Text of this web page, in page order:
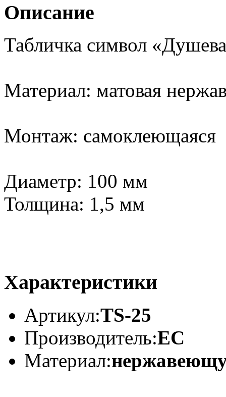
Описание
Табличка символ
Материал: матовая
Монтаж: самоклеющаяся
Диаметр: 100 мм
Толщина: 1,5 мм
Характеристики
Артикул:TS-25
Производитель:EC
Материал: